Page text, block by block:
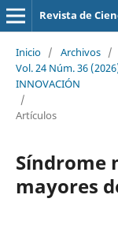
Revista de
Inicio / Archivos /
Vol. 24 Núm. 36
INNOVACIÓN
/
Artículos
Síndrome
mayores